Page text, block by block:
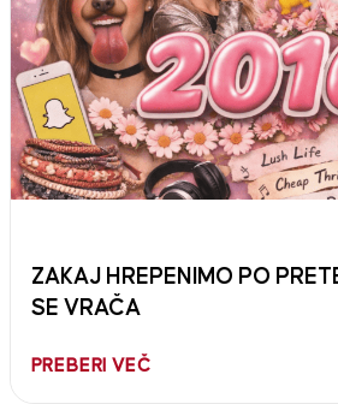
ZAKAJ HREPENIMO PO
SE VRAČA
PREBERI VEČ